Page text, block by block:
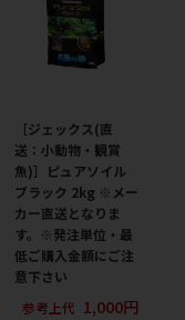
［ジェックス(直
送：小動物・観賞
魚)］ピュアソイル
ブラック 2kg ※メー
カー直送となりま
す。※発注単位・最
低ご購入金額にご注
意下さい
参考上代 1,000円